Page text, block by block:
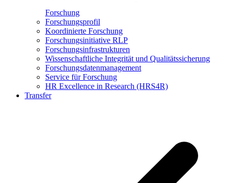
Forschung
Forschungsprofil
Koordinierte Forschung
Forschungsinitiative RLP
Forschungsinfrastrukturen
Wissenschaftliche Integrität und Qualitätssicherung
Forschungsdatenmanagement
Service für Forschung
HR Excellence in Research (HRS4R)
Transfer